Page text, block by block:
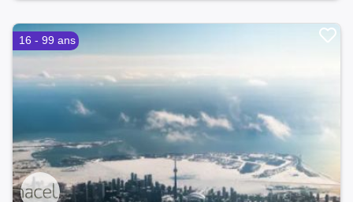
16 - 99 ans